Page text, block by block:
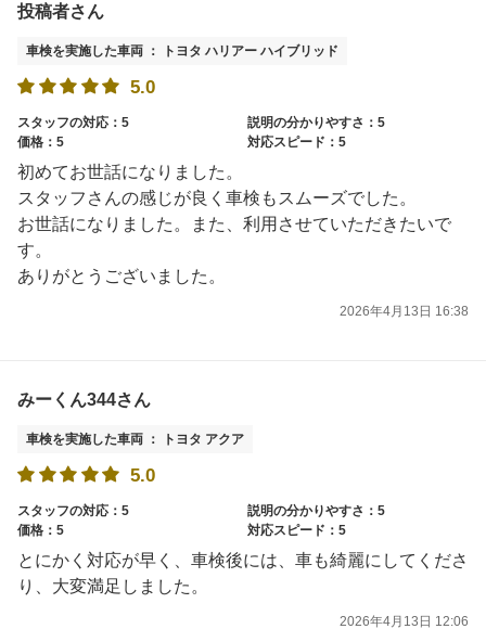
投稿者さん
車検を実施した車両 ： トヨタ ハリアー ハイブリッド
5.0
スタッフの対応：5
説明の分かりやすさ：5
価格：5
対応スピード：5
初めてお世話になりました。
スタッフさんの感じが良く車検もスムーズでした。
お世話になりました。また、利用させていただきたいで
す。
ありがとうございました。
2026年4月13日 16:38
みーくん344さん
車検を実施した車両 ： トヨタ アクア
5.0
スタッフの対応：5
説明の分かりやすさ：5
価格：5
対応スピード：5
とにかく対応が早く、車検後には、車も綺麗にしてくださ
り、大変満足しました。
2026年4月13日 12:06